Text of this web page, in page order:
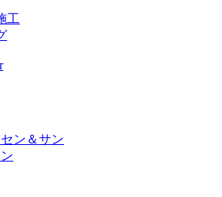
工
ン＆サン